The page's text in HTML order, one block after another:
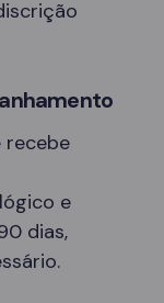
recebe
e
dias,